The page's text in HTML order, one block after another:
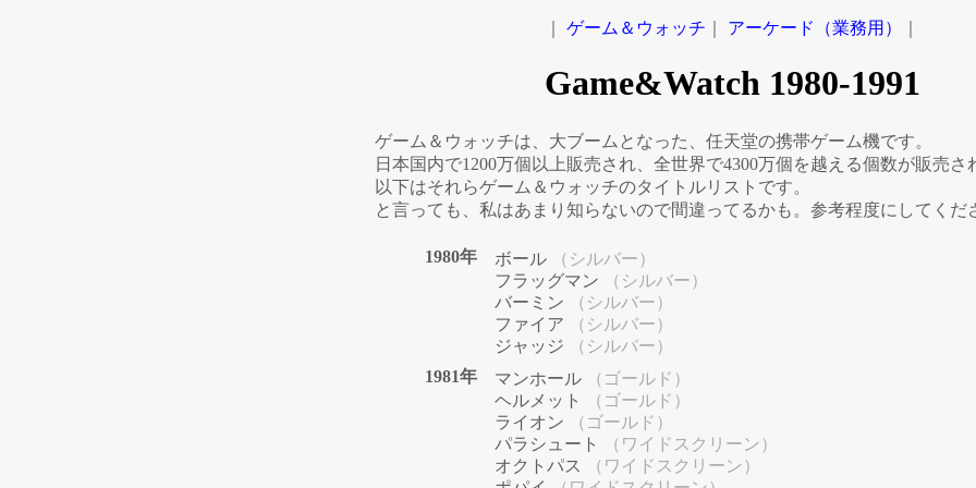
ゲーム＆ウォッチ アーケード（業務用）
Game&Watch 1980-1991
ゲーム＆ウォッチは、大ブームとなった、任天堂の携帯ゲーム機です。
日本国内で1200万個以上販売され、全世界で4300万個を越える個数が販売さ
以下はそれらゲーム＆ウォッチのタイトルリストです。
と言っても、私はあまり知らないので間違ってるかも。参考程度にしてくだ
1980年 ボール
（シルバー）
フラッグマン
（シルバー）
バーミン
（シルバー）
ファイア
（シルバー）
ジャッジ
（シルバー）
1981年
マンホール
（ゴールド）
ヘルメット
（ゴールド）
ライオン
（ゴールド）
パラシュート
（ワイドスクリーン）
オクトパス
（ワイドスクリーン）